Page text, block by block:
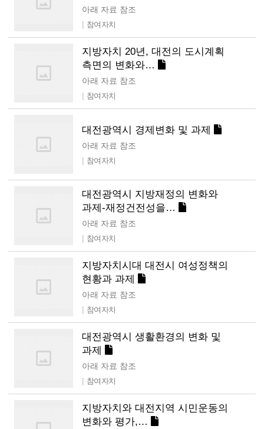
아래 자료 참조
| 참여자치
지방자치 20년, 대전의 도시계획
측면의 변화와…
아래 자료 참조
| 참여자치
대전광역시 경제변화 및 과제
아래 자료 참조
| 참여자치
대전광역시 지방재정의 변화와
과제-재정건전성을…
아래 자료 참조
| 참여자치
지방자치시대 대전시 여성정책의
현황과 과제
아래 자료 참조
| 참여자치
대전광역시 생활환경의 변화 및
과제
아래 자료 참조
| 참여자치
지방자치와 대전지역 시민운동의
변화와 평가,…